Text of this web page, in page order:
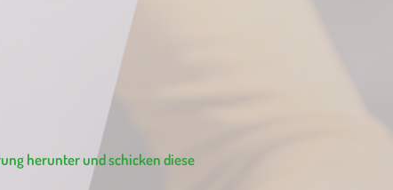
herunter und schicken diese